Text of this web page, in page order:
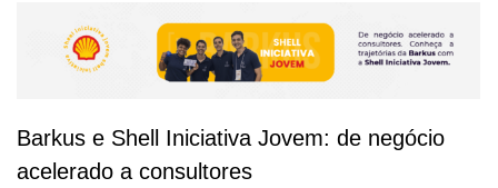
Barkus e Shell Iniciativa Jovem: de negócio
acelerado a consultores